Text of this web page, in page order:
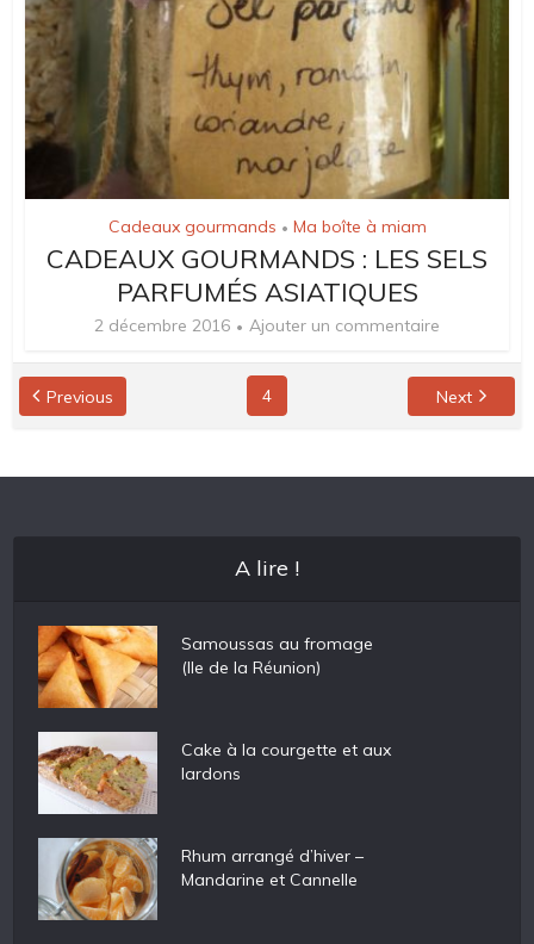
Cadeaux gourmands • Ma boîte à miam
CADEAUX GOURMANDS : LES SELS
PARFUMÉS ASIATIQUES
2 décembre 2016 Ajouter un commentaire
Previous 4 Next
A lire !
Samoussas au fromage
(Ile de la Réunion)
Cake à la courgette et aux
lardons
Rhum arrangé d’hiver –
Mandarine et Cannelle